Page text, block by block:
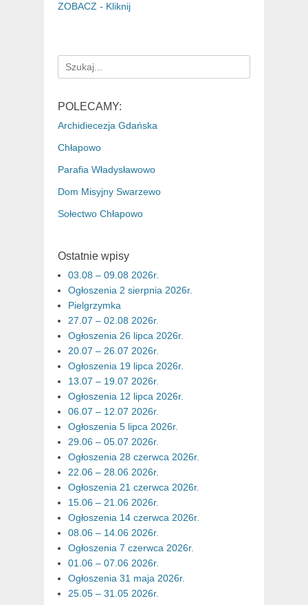
ZOBACZ - Kliknij
Search
for:
POLECAMY:
Archidiecezja Gdańska
Chłapowo
Parafia Władysławowo
Dom Misyjny Swarzewo
Sołectwo Chłapowo
Ostatnie wpisy
03.08 – 09.08 2026r.
Ogłoszenia 2 sierpnia 2026r.
Pielgrzymka
27.07 – 02.08 2026r.
Ogłoszenia 26 lipca 2026r.
20.07 – 26.07 2026r.
Ogłoszenia 19 lipca 2026r.
13.07 – 19.07 2026r.
Ogłoszenia 12 lipca 2026r.
06.07 – 12.07 2026r.
Ogłoszenia 5 lipca 2026r.
29.06 – 05.07 2026r.
Ogłoszenia 28 czerwca 2026r.
22.06 – 28.06 2026r.
Ogłoszenia 21 czerwca 2026r.
15.06 – 21.06 2026r.
Ogłoszenia 14 czerwca 2026r.
08.06 – 14.06 2026r.
Ogłoszenia 7 czerwca 2026r.
01.06 – 07.06 2026r.
Ogłoszenia 31 maja 2026r.
25.05 – 31.05 2026r.